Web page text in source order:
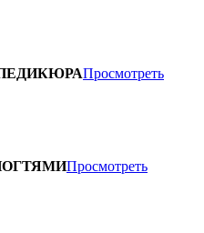
Просмотреть
Просмотреть